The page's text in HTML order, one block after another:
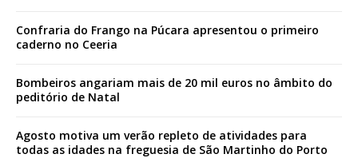
Confraria do Frango na Púcara apresentou o primeiro
caderno no Ceeria
Bombeiros angariam mais de 20 mil euros no âmbito do
peditório de Natal
Agosto motiva um verão repleto de atividades para
todas as idades na freguesia de São Martinho do Porto